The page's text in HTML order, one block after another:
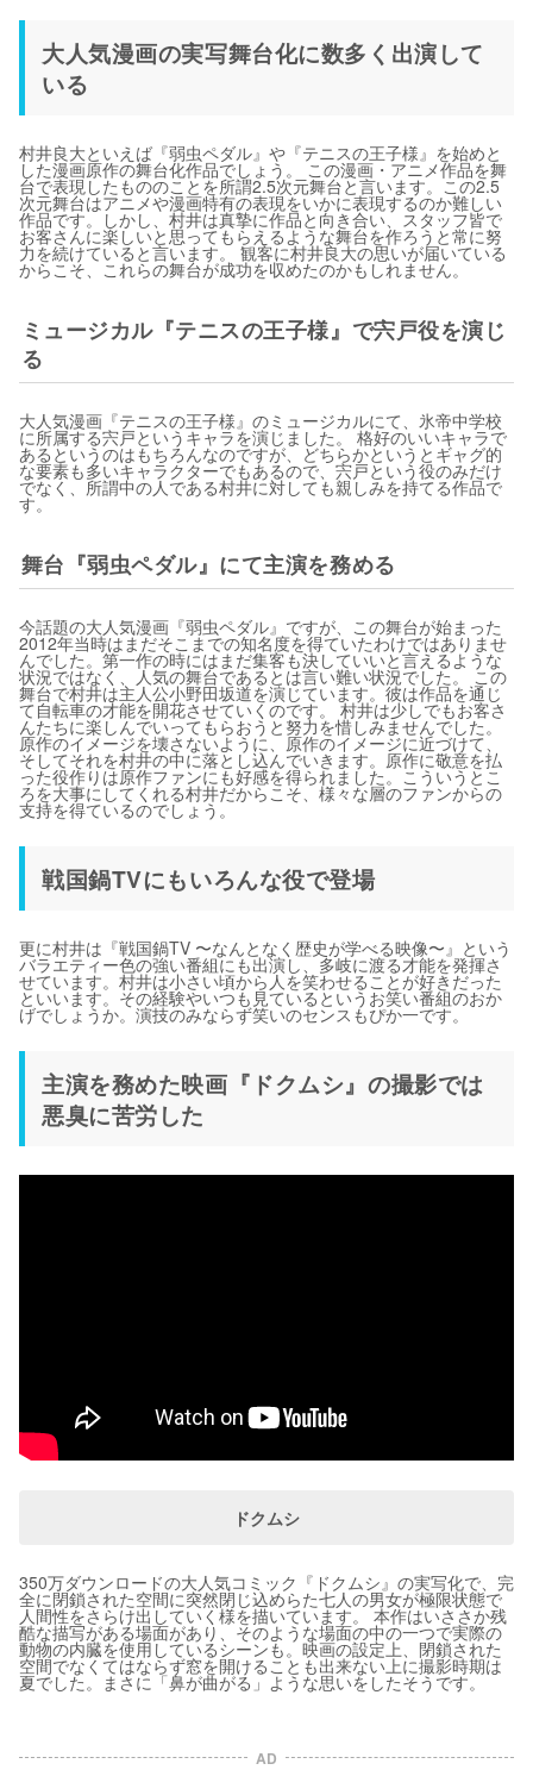
大人気漫画の実写舞台化に数多く出演して
いる
村井良大といえば『弱虫ペダル』や『テニスの王子様』を始めと
した漫画原作の舞台化作品でしょう。 この漫画・アニメ作品を舞
台で表現したもののことを所謂2.5次元舞台と言います。この2.5
次元舞台はアニメや漫画特有の表現をいかに表現するのか難しい
作品です。しかし、村井は真摯に作品と向き合い、スタッフ皆で
お客さんに楽しいと思ってもらえるような舞台を作ろうと常に努
力を続けていると言います。 観客に村井良大の思いが届いている
からこそ、これらの舞台が成功を収めたのかもしれません。
ミュージカル『テニスの王子様』で宍戸役を演じ
る
大人気漫画『テニスの王子様』のミュージカルにて、氷帝中学校
に所属する宍戸というキャラを演じました。 格好のいいキャラで
あるというのはもちろんなのですが、どちらかというとギャグ的
な要素も多いキャラクターでもあるので、宍戸という役のみだけ
でなく、所謂中の人である村井に対しても親しみを持てる作品で
す。
舞台『弱虫ペダル』にて主演を務める
今話題の大人気漫画『弱虫ペダル』ですが、この舞台が始まった
2012年当時はまだそこまでの知名度を得ていたわけではありませ
んでした。第一作の時にはまだ集客も決していいと言えるような
状況ではなく、人気の舞台であるとは言い難い状況でした。 この
舞台で村井は主人公小野田坂道を演じています。彼は作品を通じ
て自転車の才能を開花させていくのです。 村井は少しでもお客さ
んたちに楽しんでいってもらおうと努力を惜しみませんでした。
原作のイメージを壊さないように、原作のイメージに近づけて、
そしてそれを村井の中に落とし込んでいきます。原作に敬意を払
った役作りは原作ファンにも好感を得られました。こういうとこ
ろを大事にしてくれる村井だからこそ、様々な層のファンからの
支持を得ているのでしょう。
戦国鍋TVにもいろんな役で登場
更に村井は『戦国鍋TV 〜なんとなく歴史が学べる映像〜』という
バラエティー色の強い番組にも出演し、多岐に渡る才能を発揮さ
せています。村井は小さい頃から人を笑わせることが好きだった
といいます。その経験やいつも見ているというお笑い番組のおか
げでしょうか。演技のみならず笑いのセンスもぴか一です。
主演を務めた映画『ドクムシ』の撮影では
悪臭に苦労した
ドクムシ
350万ダウンロードの大人気コミック『ドクムシ』の実写化で、完
全に閉鎖された空間に突然閉じ込めらた七人の男女が極限状態で
人間性をさらけ出していく様を描いています。 本作はいささか残
酷な描写がある場面があり、そのような場面の中の一つで実際の
動物の内臓を使用しているシーンも。映画の設定上、閉鎖された
空間でなくてはならず窓を開けることも出来ない上に撮影時期は
夏でした。まさに「鼻が曲がる」ような思いをしたそうです。
AD